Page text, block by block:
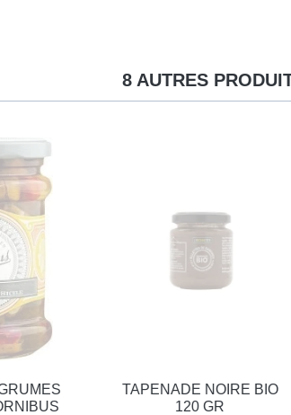
8 AUTRES
TAPENADE NOIRE BIO
120 GR